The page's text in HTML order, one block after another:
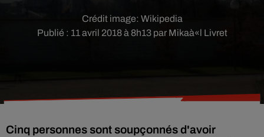
Publié : 11 avril 2018 à 8h13 par Mikaà«l Livret
Crédit image: Wikipedia
Cinq personnes sont soupçonnés d'avoir